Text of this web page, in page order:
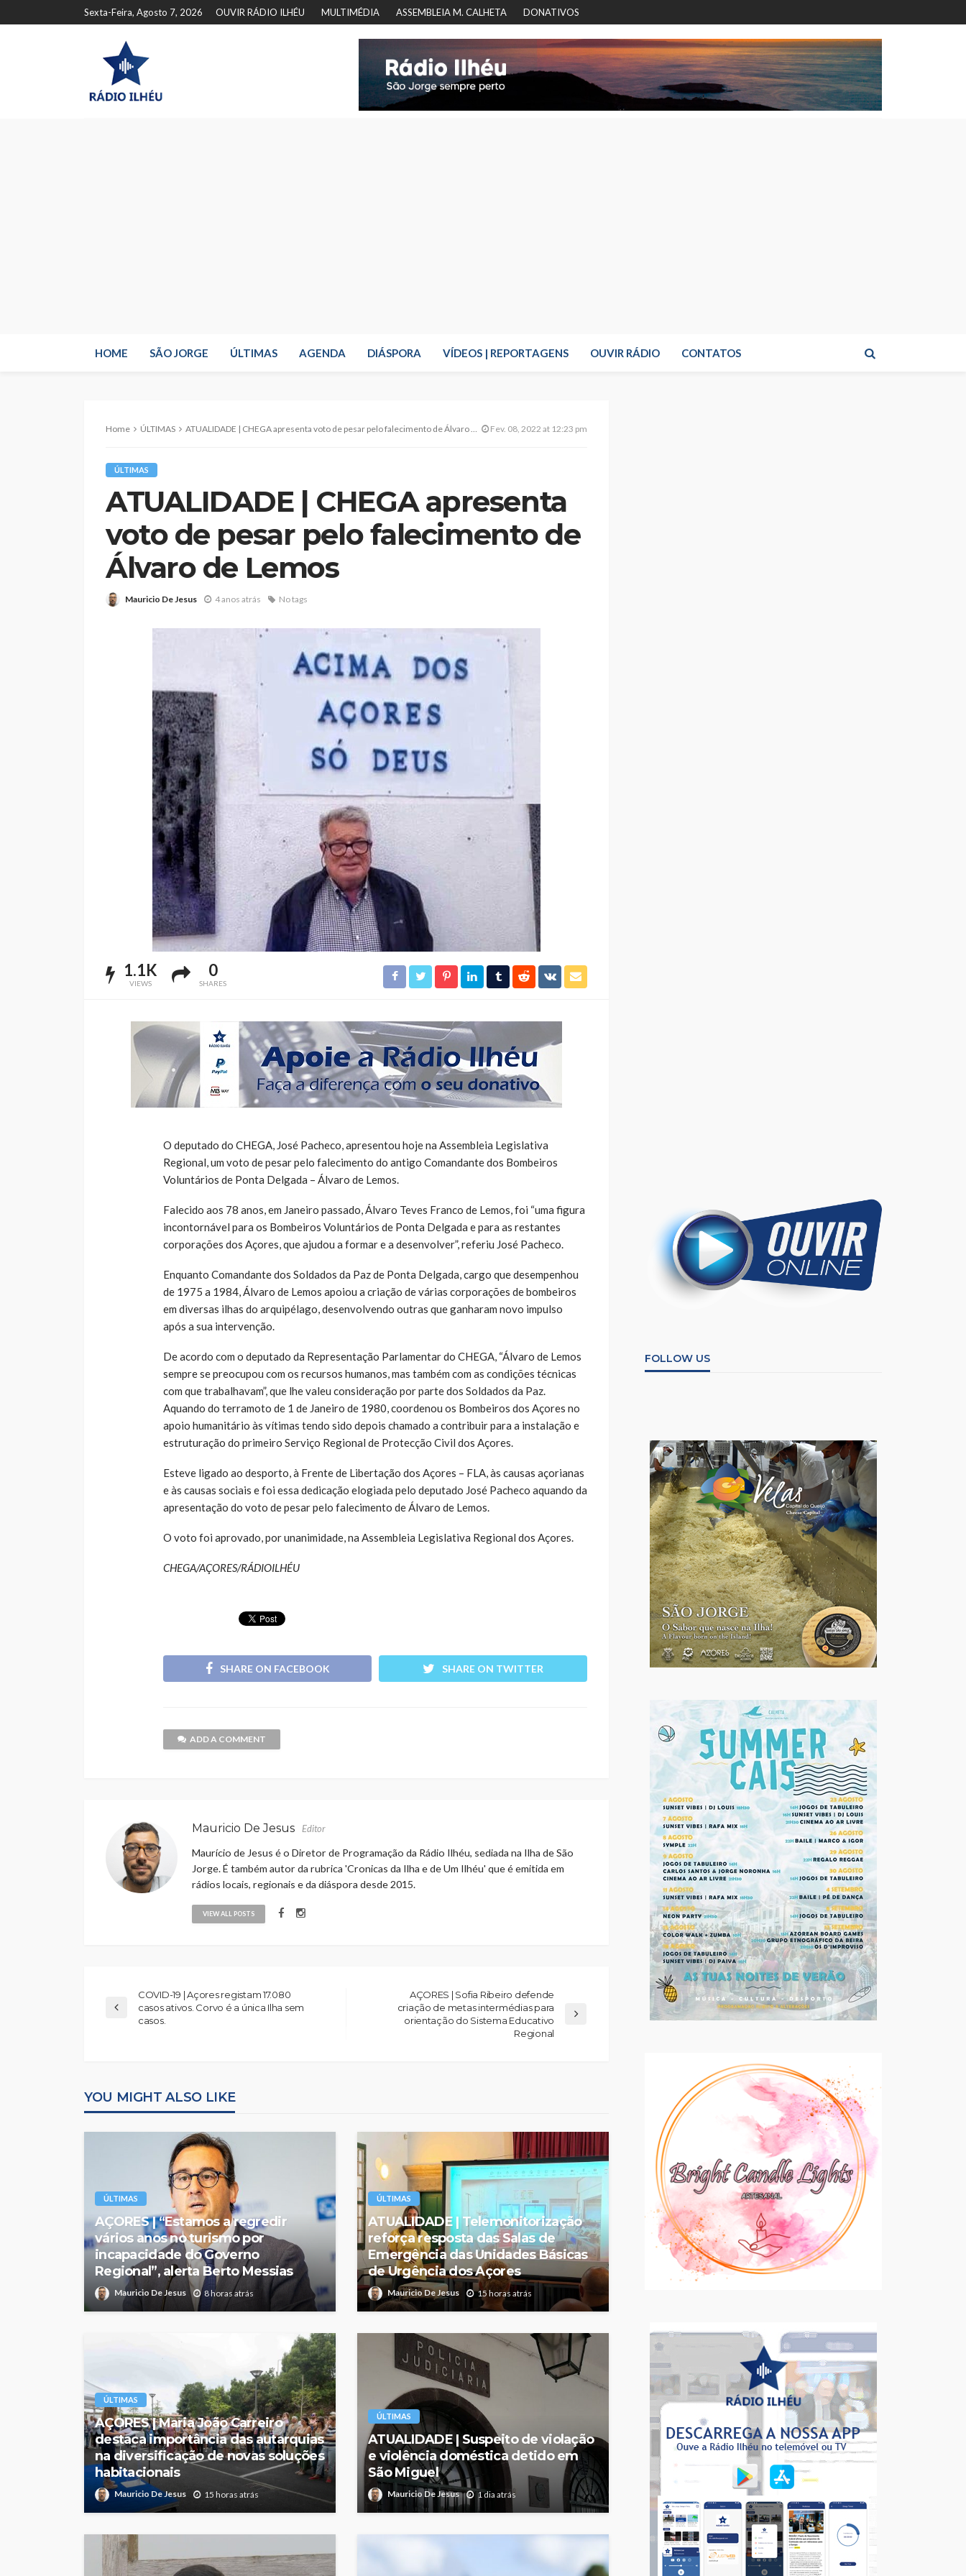
Sexta-Feira, Agosto 7, 2026 OUVIR RÁDIO ILHÉU MULTIMÉDIA ASSEMBLEIA M. CALHETA DONATIVOS
HOME SÃO JORGE ÚLTIMAS AGENDA DIÁSPORA VÍDEOS | REPORTAGENS OUVIR RÁDIO CONTATOS
Home ÚLTIMAS ATUALIDADE | CHEGA apresenta voto de pesar pelo falecimento de Álvaro de Lemos Fev. 08, 2022 at 12:23 pm
ÚLTIMAS
ATUALIDADE | CHEGA apresenta
voto de pesar pelo falecimento de
Álvaro de Lemos
Mauricio De Jesus 4 anos atrás No tags
1.1K
VIEWS
0
SHARES
O deputado do CHEGA, José Pacheco, apresentou hoje na Assembleia Legislativa
Regional, um voto de pesar pelo falecimento do antigo Comandante dos Bombeiros
Voluntários de Ponta Delgada – Álvaro de Lemos.
Falecido aos 78 anos, em Janeiro passado, Álvaro Teves Franco de Lemos, foi “uma figura
incontornável para os Bombeiros Voluntários de Ponta Delgada e para as restantes
corporações dos Açores, que ajudou a formar e a desenvolver”, referiu José Pacheco.
Enquanto Comandante dos Soldados da Paz de Ponta Delgada, cargo que desempenhou
de 1975 a 1984, Álvaro de Lemos apoiou a criação de várias corporações de bombeiros
em diversas ilhas do arquipélago, desenvolvendo outras que ganharam novo impulso
após a sua intervenção.
De acordo com o deputado da Representação Parlamentar do CHEGA, “Álvaro de Lemos
sempre se preocupou com os recursos humanos, mas também com as condições técnicas
com que trabalhavam”, que lhe valeu consideração por parte dos Soldados da Paz.
Aquando do terramoto de 1 de Janeiro de 1980, coordenou os Bombeiros dos Açores no
apoio humanitário às vítimas tendo sido depois chamado a contribuir para a instalação e
estruturação do primeiro Serviço Regional de Protecção Civil dos Açores.
Esteve ligado ao desporto, à Frente de Libertação dos Açores – FLA, às causas açorianas
e às causas sociais e foi essa dedicação elogiada pelo deputado José Pacheco aquando da
apresentação do voto de pesar pelo falecimento de Álvaro de Lemos.
O voto foi aprovado, por unanimidade, na Assembleia Legislativa Regional dos Açores.
CHEGA/AÇORES/RÁDIOILHÉU
SHARE ON FACEBOOK SHARE ON TWITTER
ADD A COMMENT
Mauricio De Jesus Editor
Maurício de Jesus é o Diretor de Programação da Rádio Ilhéu, sediada na Ilha de São
Jorge. É também autor da rubrica 'Cronicas da Ilha e de Um Ilhéu' que é emitida em
rádios locais, regionais e da diáspora desde 2015.
VIEW ALL POSTS
COVID-19 | Açores registam 17.080
casos ativos. Corvo é a única Ilha sem
casos.
AÇORES | Sofia Ribeiro defende
criação de metas intermédias para
orientação do Sistema Educativo
Regional
YOU MIGHT ALSO LIKE
ÚLTIMAS
AÇORES | “Estamos a regredir
vários anos no turismo por
incapacidade do Governo
Regional”, alerta Berto Messias
Mauricio De Jesus 8 horas atrás
ÚLTIMAS
ATUALIDADE | Telemonitorização
reforça resposta das Salas de
Emergência das Unidades Básicas
de Urgência dos Açores
Mauricio De Jesus 15 horas atrás
ÚLTIMAS
AÇORES | Maria João Carreiro
destaca importância das autarquias
na diversificação de novas soluções
habitacionais
Mauricio De Jesus 15 horas atrás
ÚLTIMAS
ATUALIDADE | Suspeito de violação
e violência doméstica detido em
São Miguel
Mauricio De Jesus 1 dia atrás
FOLLOW US